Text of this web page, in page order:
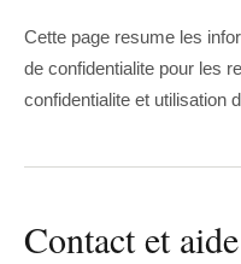
Cette page resume les
de confidentialite pour les
confidentialite et utilisation
Contact et aide